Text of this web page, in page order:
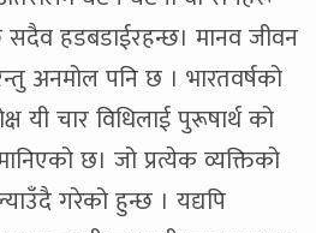
सदैव हडबडाईरहन्छ। मानव जीवन
अनमोल पनि छ । भारतवर्षको
यी चार विधिलाई पुरूषार्थ को
छ। जो प्रत्येक व्यक्तिको
गरेको हुन्छ । यद्यपि